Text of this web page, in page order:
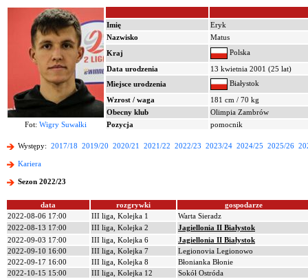
Imię
Eryk
Nazwisko
Matus
Kraj
Polska
Data urodzenia
13 kwietnia 2001 (25 lat)
Miejsce urodzenia
Białystok
Wzrost / waga
181 cm / 70 kg
Obecny klub
Olimpia Zambrów
Fot: Wigry Suwałki Pozycja pomocnik
Występy: 2017/18 2019/20 2020/21 2021/22 2022/23 2023/24 2024/25 2025/26
Kariera
Sezon 2022/23
data rozgrywki
gospodarze
2022-08-06 17:00
III liga, Kolejka 1
Warta Sieradz
2022-08-13 17:00
III liga, Kolejka 2
Jagiellonia II Białystok
2022-09-03 17:00
III liga, Kolejka 6
Jagiellonia II Białystok
2022-09-10 16:00
III liga, Kolejka 7
Legionovia Legionowo
2022-09-17 16:00
III liga, Kolejka 8
Błonianka Błonie
2022-10-15 15:00
III liga, Kolejka 12
Sokół Ostróda